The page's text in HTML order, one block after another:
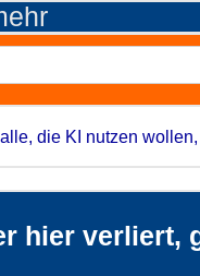
die KI nutzen
hier verliert,